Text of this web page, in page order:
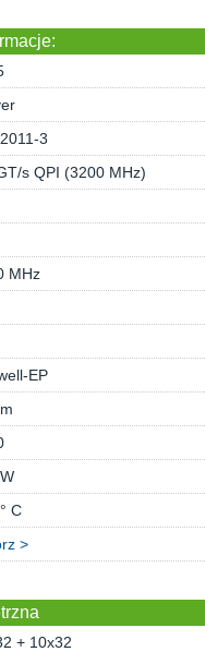
3
s QPI (3200 MHz)
MHz
EP
C
>
+ 10x32